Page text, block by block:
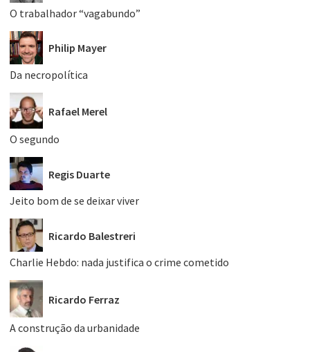
O trabalhador “vagabundo”
Philip Mayer
Da necropolítica
Rafael Merel
O segundo
Regis Duarte
Jeito bom de se deixar viver
Ricardo Balestreri
Charlie Hebdo: nada justifica o crime cometido
Ricardo Ferraz
A construção da urbanidade